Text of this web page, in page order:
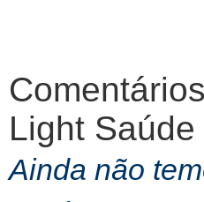
Light
Ainda não